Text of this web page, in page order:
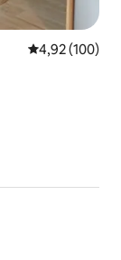
Keskmine
4,92 (100)